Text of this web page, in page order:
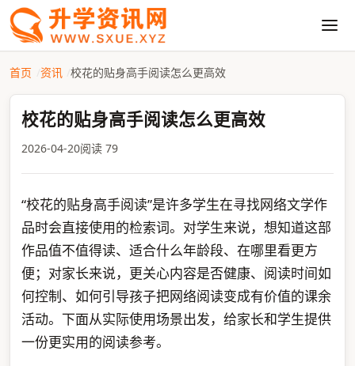
首页 资讯 校花的贴身高手阅读怎么更高效
校花的贴身高手阅读怎么更高效
2026-04-20阅读 79
“校花的贴身高手阅读”是许多学生在寻找网络文学作
品时会直接使用的检索词。对学生来说，想知道这部
作品值不值得读、适合什么年龄段、在哪里看更方
便；对家长来说，更关心内容是否健康、阅读时间如
何控制、如何引导孩子把网络阅读变成有价值的课余
活动。下面从实际使用场景出发，给家长和学生提供
一份更实用的阅读参考。